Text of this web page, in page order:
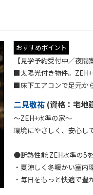
おすすめポイント
【見学予約受付中／夜
■太陽光付き物件。
■床下エアコンで足元か
二見敬祐 (資格： 宅地
～ZEH+水準の家～
環境にやさしく、安心し
●断熱性能 ZEH水準の5
・夏涼しく冬暖かい室
・毎日をもっと快適で豊